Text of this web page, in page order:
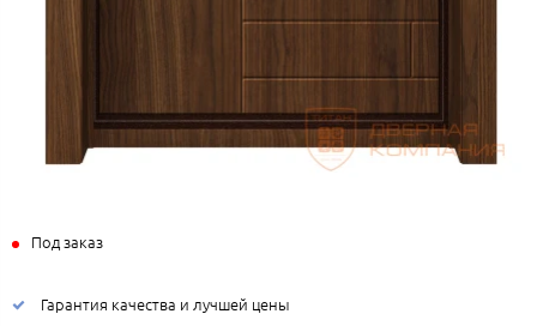
Под заказ
Гарантия качества и лучшей цены